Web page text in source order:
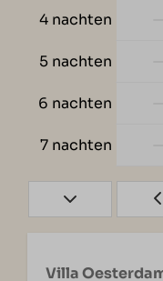
4 nachten
5 nachten
6 nachten
7 nachten
Villa